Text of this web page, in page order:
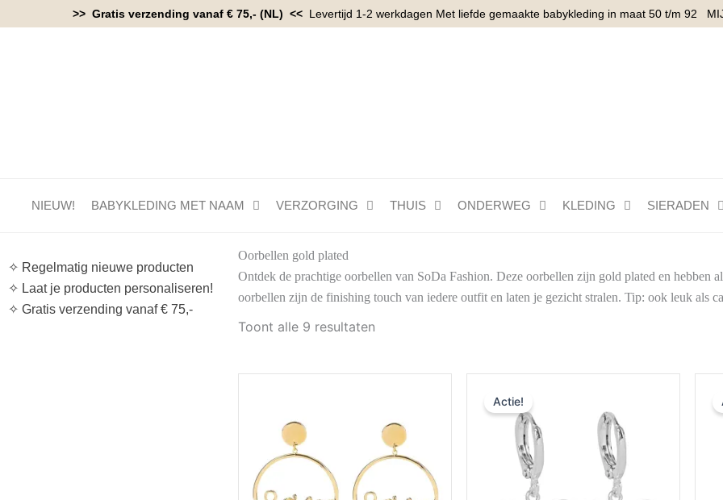
naar
>> Gratis verzending vanaf € 75,- (NL) <<Levertijd 1-2 werkdagen Met liefde gemaakte babykleding in maat 50 t/m 92
NIEUW! BABYKLEDING MET NAAM VERZORGING THUIS ONDERWEG KLEDING SIERADEN
✧ Regelmatig nieuwe producten
✧ Laat je producten personaliseren!
✧ Gratis verzending vanaf € 75,-
Oorbellen gold plated
Ontdek de prachtige oorbellen van SoDa Fashion. Deze oorbellen zijn gold plated en hebben
oorbellen zijn de finishing touch van iedere outfit en laten je gezicht stralen. Tip: ook leuk als
Toont alle 9 resultaten
Actie! prijs
was:
€13,95. €5,00.